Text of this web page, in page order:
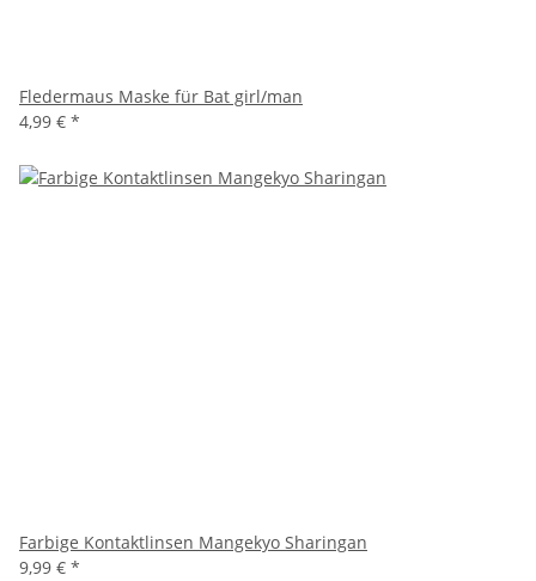
Fledermaus Maske für Bat girl/man
4,99 € *
Farbige Kontaktlinsen Mangekyo Sharingan
9,99 € *